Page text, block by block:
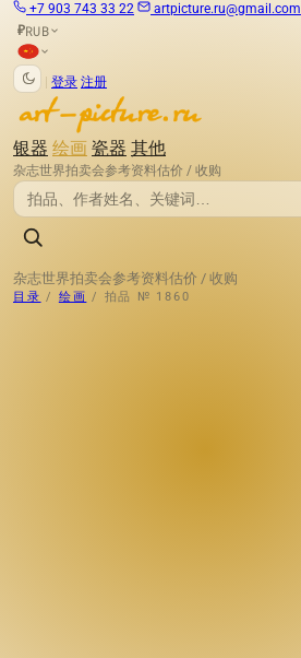
+7 903 743 33 22 artpicture.ru@gmail.com
₽RUB
登录 注册
银器 绘画 瓷器 其他
杂志世界拍卖会参考资料估价 / 收购
杂志世界拍卖会参考资料估价 / 收购
目录 / 绘画 / 拍品 № 1860